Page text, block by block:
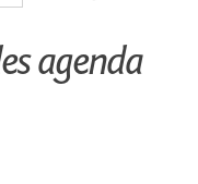
agenda